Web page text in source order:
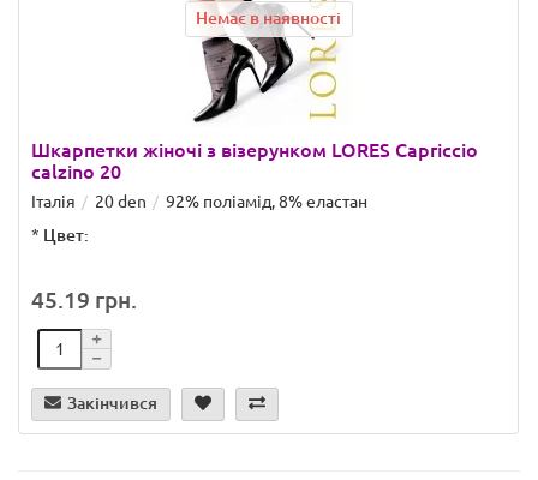
Немає в наявності
Шкарпетки жіночі з візерунком LORES Capriccio
calzino 20
Італія 20 den
92% поліамід, 8% еластан
* Цвет:
45.19 грн.
Закінчився